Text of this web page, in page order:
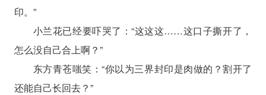
印。”
小兰花已经要吓哭了：“这这这……这口子撕开了，
怎么没自己合上啊？”
东方青苍嗤笑：“你以为三界封印是肉做的？割开了
还能自己长回去？”